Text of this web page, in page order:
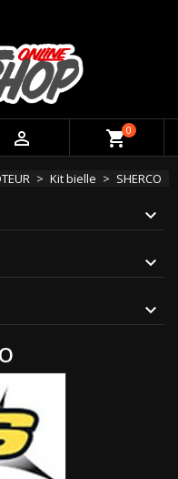
 shopping_cart0
Kit bielle SHERCO